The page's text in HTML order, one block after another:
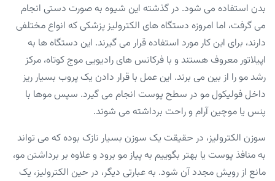
بدن استفاده می شود. در گذشته این شیوه به صورت دستی انجام
می گرفت، اما امروزه دستگاه های الکترولیز پزشکی که انواع مختلفی
دارند، برای این کار مورد استفاده قرار می گیرند. این دستگاه ها به
اپیلاتور معروف هستند و با فرکانس های رادیویی موج کوتاه، مرکز
رشد مو را از بین می برند. این عمل با قرار دادن یک پروب بسیار ریز
داخل فولیکول مو در سطح پوست انجام می گیرد. سپس موها با
پنس یا موچین آرام و راحت برداشته می شوند.
سوزن الکترولیز، در حقیقت یک سوزن بسیار نازک بوده که می تواند
به منافذ پوست یا بهتر بگوییم به پیاز مو برود و علاوه بر برداشتن مو،
مانع از رویش مجدد آن شود. به عبارتی دیگر، در حین الکترولیز، یک